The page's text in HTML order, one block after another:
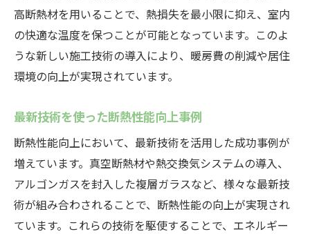
高断熱材を用いることで、熱損失を最小限に抑え、室内
の快適な温度を保つことが可能となっています。このよ
うな新しい施工技術の導入により、暖房費の削減や居住
環境の向上が実現されています。
最新技術を使った断熱性能向上事例
断熱性能向上において、最新技術を活用した成功事例が
増えています。真空断熱材や熱交換気システムの導入、
アルゴンガスを封入した複層ガラスなど、様々な最新技
術が組み合わされることで、断熱性能の向上が実現され
ています。これらの技術を駆使することで、エネルギー